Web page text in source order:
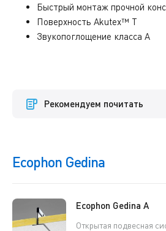
Быстрый монтаж прочной
Поверхность Akutex™ T
Звукопоглощение класса А
Рекомендуем почитать
Ecophon Gedina
Ecophon Gedina A
Открытая подвесная